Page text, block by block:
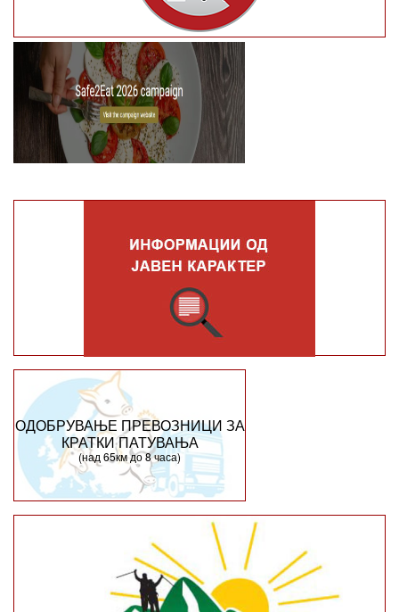
ОДОБРУВАЊЕ ПРЕВОЗНИЦИ ЗА
КРАТКИ ПАТУВАЊА
(над 65км до 8 часа)